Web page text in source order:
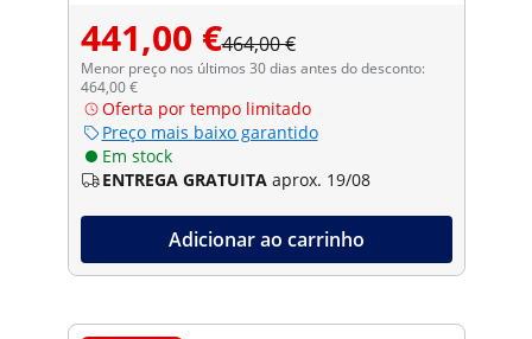
441,00 €464,00 €
Menor preço nos últimos 30 dias antes do desconto:
464,00 €
Oferta por tempo limitado
Preço mais baixo garantido
Em stock
ENTREGA GRATUITA aprox. 19/08
Adicionar ao carrinho